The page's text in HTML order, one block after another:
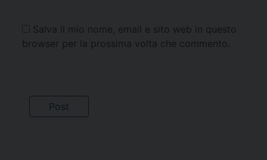
Salva il mio nome, email e sito web in questo
browser per la prossima volta che commento.